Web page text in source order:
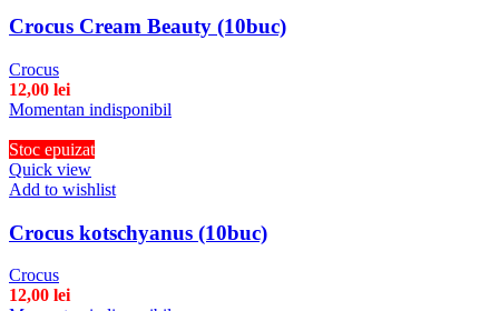
Crocus Cream Beauty (10buc)
Crocus
12,00 lei
Momentan indisponibil
Stoc epuizat
Quick view
Add to wishlist
Crocus kotschyanus (10buc)
Crocus
12,00 lei